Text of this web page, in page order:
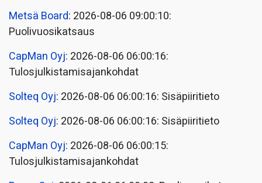
Metsä Board: 2026-08-06 09:00:10:
Puolivuosikatsaus
CapMan Oyj: 2026-08-06 06:00:16:
Tulosjulkistamisajankohdat
Solteq Oyj: 2026-08-06 06:00:16: Sisäpiiritieto
Solteq Oyj: 2026-08-06 06:00:16: Sisäpiiritieto
CapMan Oyj: 2026-08-06 06:00:15:
Tulosjulkistamisajankohdat